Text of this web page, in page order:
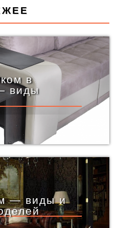
в
виды
— виды и